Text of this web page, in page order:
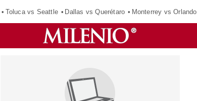
Toluca vs Seattle Dallas vs Querétaro Monterrey vs Orlando